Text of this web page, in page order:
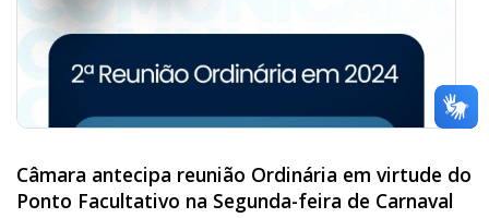
Câmara antecipa reunião Ordinária em virtude do
Ponto Facultativo na Segunda-feira de Carnaval